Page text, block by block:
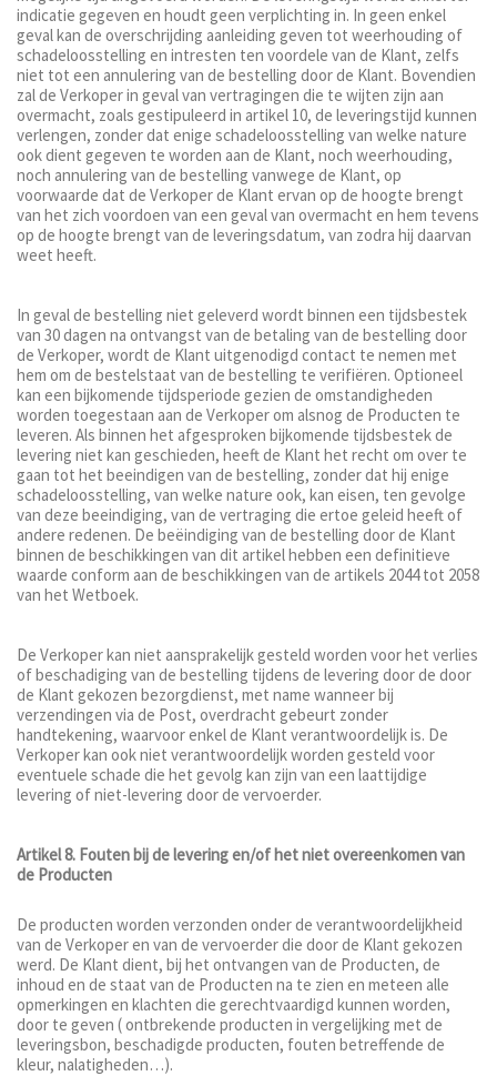
indicatie gegeven en houdt geen verplichting in. In geen enkel
geval kan de overschrijding aanleiding geven tot weerhouding of
schadeloosstelling en intresten ten voordele van de Klant, zelfs
niet tot een annulering van de bestelling door de Klant. Bovendien
zal de Verkoper in geval van vertragingen die te wijten zijn aan
overmacht, zoals gestipuleerd in artikel 10, de leveringstijd kunnen
verlengen, zonder dat enige schadeloosstelling van welke nature
ook dient gegeven te worden aan de Klant, noch weerhouding,
noch annulering van de bestelling vanwege de Klant, op
voorwaarde dat de Verkoper de Klant ervan op de hoogte brengt
van het zich voordoen van een geval van overmacht en hem tevens
op de hoogte brengt van de leveringsdatum, van zodra hij daarvan
weet heeft.
In geval de bestelling niet geleverd wordt binnen een tijdsbestek
van 30 dagen na ontvangst van de betaling van de bestelling door
de Verkoper, wordt de Klant uitgenodigd contact te nemen met
hem om de bestelstaat van de bestelling te verifiëren. Optioneel
kan een bijkomende tijdsperiode gezien de omstandigheden
worden toegestaan aan de Verkoper om alsnog de Producten te
leveren. Als binnen het afgesproken bijkomende tijdsbestek de
levering niet kan geschieden, heeft de Klant het recht om over te
gaan tot het beeindigen van de bestelling, zonder dat hij enige
schadeloosstelling, van welke nature ook, kan eisen, ten gevolge
van deze beeindiging, van de vertraging die ertoe geleid heeft of
andere redenen. De beëindiging van de bestelling door de Klant
binnen de beschikkingen van dit artikel hebben een definitieve
waarde conform aan de beschikkingen van de artikels 2044 tot 2058
van het Wetboek.
De Verkoper kan niet aansprakelijk gesteld worden voor het verlies
of beschadiging van de bestelling tijdens de levering door de door
de Klant gekozen bezorgdienst, met name wanneer bij
verzendingen via de Post, overdracht gebeurt zonder
handtekening, waarvoor enkel de Klant verantwoordelijk is. De
Verkoper kan ook niet verantwoordelijk worden gesteld voor
eventuele schade die het gevolg kan zijn van een laattijdige
levering of niet-levering door de vervoerder.
Artikel 8. Fouten bij de levering en/of het niet overeenkomen van
de Producten
De producten worden verzonden onder de verantwoordelijkheid
van de Verkoper en van de vervoerder die door de Klant gekozen
werd. De Klant dient, bij het ontvangen van de Producten, de
inhoud en de staat van de Producten na te zien en meteen alle
opmerkingen en klachten die gerechtvaardigd kunnen worden,
door te geven ( ontbrekende producten in vergelijking met de
leveringsbon, beschadigde producten, fouten betreffende de
kleur, nalatigheden…).